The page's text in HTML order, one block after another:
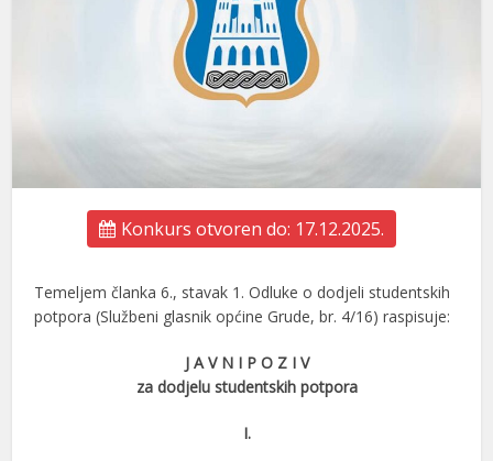
Konkurs otvoren do: 17.12.2025.
Temeljem članka 6., stavak 1. Odluke o dodjeli studentskih
potpora (Službeni glasnik općine Grude, br. 4/16) raspisuje:
J A V N I P O Z I V
za dodjelu studentskih potpora
I.